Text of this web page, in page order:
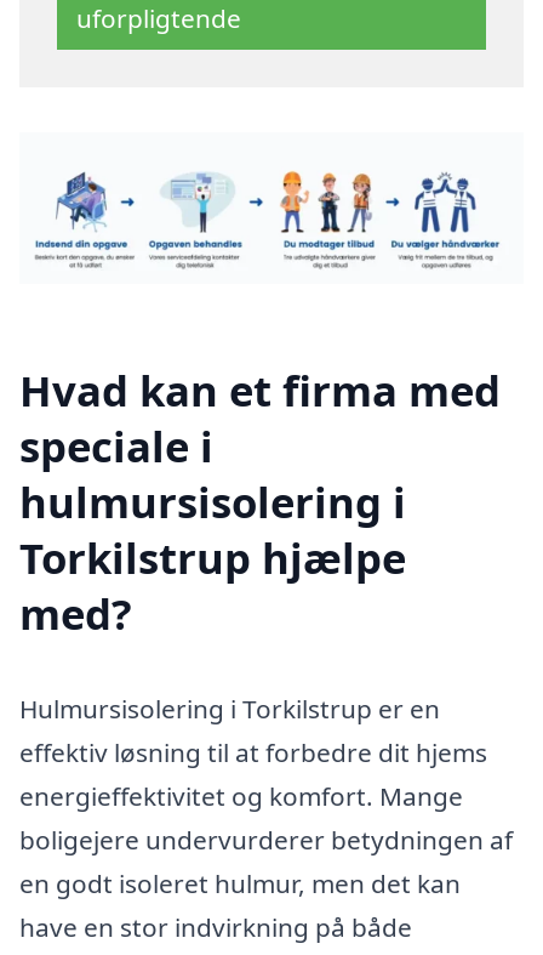
uforpligtende
Hvad kan et firma med
speciale i
hulmursisolering i
Torkilstrup hjælpe
med?
Hulmursisolering i Torkilstrup er en
effektiv løsning til at forbedre dit hjems
energieffektivitet og komfort. Mange
boligejere undervurderer betydningen af
en godt isoleret hulmur, men det kan
have en stor indvirkning på både